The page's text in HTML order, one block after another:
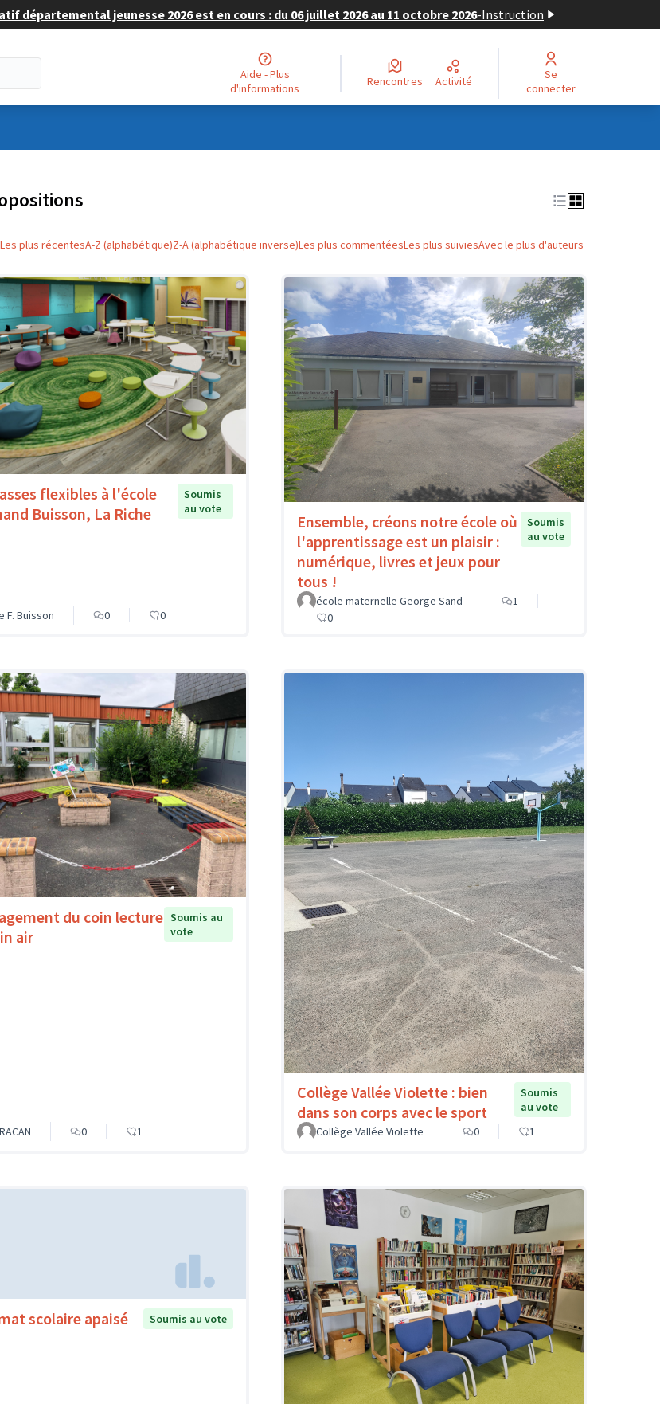
départemental jeunesse 2026 est en cours : du 06 juillet 2026 au 11 octobre 2026-Instruction
Aide - Plus
d'informations
Rencontres Activité
Se
connecter
Les plus récentesA-Z (alphabétique)Z-A (alphabétique inverse)Les plus commentéesLes plus suiviesAvec le plus d'auteurs
flexibles à l'école
Buisson, La Riche
Soumis
au vote
F. Buisson 0 0
Ensemble, créons notre école où
l'apprentissage est un plaisir :
numérique, livres et jeux pour
tous !
Soumis
au vote
école maternelle George Sand
1
0
du coin lecture
air
Soumis au
vote
0 1
Collège Vallée Violette : bien
dans son corps avec le sport
Soumis
au vote
Collège Vallée Violette
0 1
scolaire apaisé Soumis au vote